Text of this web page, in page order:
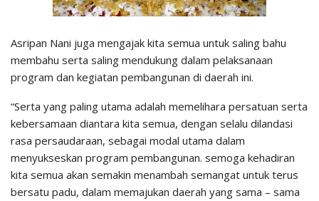
Asripan Nani juga mengajak kita semua untuk saling bahu
membahu serta saling mendukung dalam pelaksanaan
program dan kegiatan pembangunan di daerah ini.
“Serta yang paling utama adalah memelihara persatuan serta
kebersamaan diantara kita semua, dengan selalu dilandasi
rasa persaudaraan, sebagai modal utama dalam
menyukseskan program pembangunan. semoga kehadiran
kita semua akan semakin menambah semangat untuk terus
bersatu padu, dalam memajukan daerah yang sama – sama